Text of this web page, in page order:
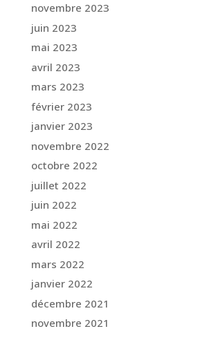
novembre 2023
juin 2023
mai 2023
avril 2023
mars 2023
février 2023
janvier 2023
novembre 2022
octobre 2022
juillet 2022
juin 2022
mai 2022
avril 2022
mars 2022
janvier 2022
décembre 2021
novembre 2021